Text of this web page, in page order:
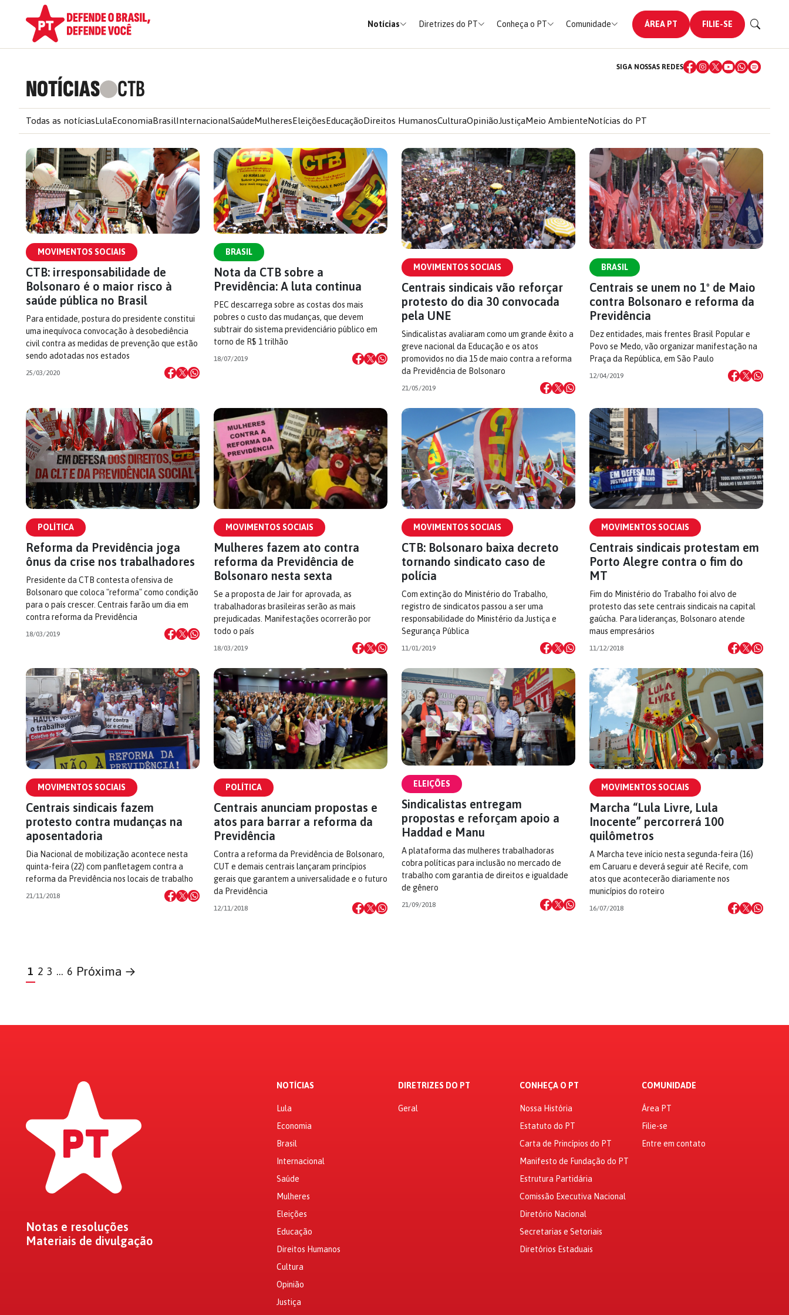
Notícias Diretrizes do PT Conheça o PT Comunidade ÁREA PT FILIE-SE
NOTÍCIAS CTB
SIGA NOSSAS REDES
Todas as notíciasLulaEconomiaBrasilInternacionalSaúdeMulheresEleiçõesEducaçãoDireitos HumanosCulturaOpiniãoJustiçaMeio AmbienteNotícias do PT
MOVIMENTOS SOCIAIS
CTB: irresponsabilidade de
Bolsonaro é o maior risco à
saúde pública no Brasil
Para entidade, postura do presidente constitui
uma inequívoca convocação à desobediência
civil contra as medidas de prevenção que estão
sendo adotadas nos estados
25/03/2020
BRASIL
Nota da CTB sobre a
Previdência: A luta continua
PEC descarrega sobre as costas dos mais
pobres o custo das mudanças, que devem
subtrair do sistema previdenciário público em
torno de R$ 1 trilhão
18/07/2019
MOVIMENTOS SOCIAIS
Centrais sindicais vão reforçar
protesto do dia 30 convocada
pela UNE
Sindicalistas avaliaram como um grande êxito a
greve nacional da Educação e os atos
promovidos no dia 15 de maio contra a reforma
da Previdência de Bolsonaro
21/05/2019
BRASIL
Centrais se unem no 1º de Maio
contra Bolsonaro e reforma da
Previdência
Dez entidades, mais frentes Brasil Popular e
Povo se Medo, vão organizar manifestação na
Praça da República, em São Paulo
12/04/2019
POLÍTICA
Reforma da Previdência joga
ônus da crise nos trabalhadores
Presidente da CTB contesta ofensiva de
Bolsonaro que coloca "reforma" como condição
para o país crescer. Centrais farão um dia em
contra reforma da Previdência
18/03/2019
MOVIMENTOS SOCIAIS
Mulheres fazem ato contra
reforma da Previdência de
Bolsonaro nesta sexta
Se a proposta de Jair for aprovada, as
trabalhadoras brasileiras serão as mais
prejudicadas. Manifestações ocorrerão por
todo o país
18/03/2019
MOVIMENTOS SOCIAIS
CTB: Bolsonaro baixa decreto
tornando sindicato caso de
polícia
Com extinção do Ministério do Trabalho,
registro de sindicatos passou a ser uma
responsabilidade do Ministério da Justiça e
Segurança Pública
11/01/2019
MOVIMENTOS SOCIAIS
Centrais sindicais protestam em
Porto Alegre contra o fim do
MT
Fim do Ministério do Trabalho foi alvo de
protesto das sete centrais sindicais na capital
gaúcha. Para lideranças, Bolsonaro atende
maus empresários
11/12/2018
MOVIMENTOS SOCIAIS
Centrais sindicais fazem
protesto contra mudanças na
aposentadoria
Dia Nacional de mobilização acontece nesta
quinta-feira (22) com panfletagem contra a
reforma da Previdência nos locais de trabalho
21/11/2018
POLÍTICA
Centrais anunciam propostas e
atos para barrar a reforma da
Previdência
Contra a reforma da Previdência de Bolsonaro,
CUT e demais centrais lançaram princípios
gerais que garantem a universalidade e o futuro
da Previdência
12/11/2018
ELEIÇÕES
Sindicalistas entregam
propostas e reforçam apoio a
Haddad e Manu
A plataforma das mulheres trabalhadoras
cobra políticas para inclusão no mercado de
trabalho com garantia de direitos e igualdade
de gênero
21/09/2018
MOVIMENTOS SOCIAIS
Marcha “Lula Livre, Lula
Inocente” percorrerá 100
quilômetros
A Marcha teve início nesta segunda-feira (16)
em Caruaru e deverá seguir até Recife, com
atos que acontecerão diariamente nos
municípios do roteiro
16/07/2018
1 2 3 … 6 Próxima →
Notas e resoluções
Materiais de divulgação
NOTÍCIAS
Lula
Economia
Brasil
Internacional
Saúde
Mulheres
Eleições
Educação
Direitos Humanos
Cultura
Opinião
Justiça
DIRETRIZES DO PT
Geral
CONHEÇA O PT
Nossa História
Estatuto do PT
Carta de Princípios do PT
Manifesto de Fundação do PT
Estrutura Partidária
Comissão Executiva Nacional
Diretório Nacional
Secretarias e Setoriais
Diretórios Estaduais
COMUNIDADE
Área PT
Filie-se
Entre em contato